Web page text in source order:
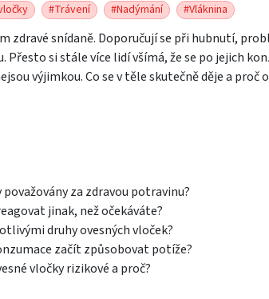
#Trávení #Nadýmání #Vláknina
zdravé snídaně. Doporučují se při hubnutí,
Přesto si stále více lidí všímá, že se po jejich
výjimkou. Co se v těle skutečně děje a proč
za zdravou potravinu?
jinak, než očekáváte?
druhy ovesných vloček?
začít způsobovat potíže?
vločky rizikové a proč?